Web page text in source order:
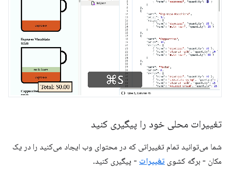
تغییرات محلی خود را پیگیری کنید
شما می‌توانید تمام تغییراتی که در محتوای وب ایجاد می‌کنید را در یک
مکان - برگه کشوی تغییرات - پیگیری کنید.